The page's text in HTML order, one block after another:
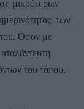
μικρότερων
των
Όσον με
του τόπου,